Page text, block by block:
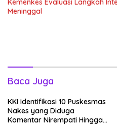
Kemenkes Evaluasi Langkah
Meninggal
Baca Juga
KKI Identifikasi 10 Puskesmas
Nakes yang Diduga
Komentar Nirempati Hingga